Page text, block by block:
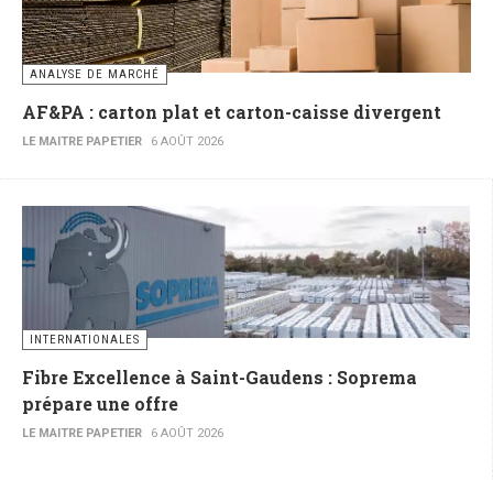
ANALYSE DE MARCHÉ
AF&PA : carton plat et carton-caisse divergent
LE MAITRE PAPETIER 6 AOÛT 2026
INTERNATIONALES
Fibre Excellence à Saint-Gaudens : Soprema
prépare une offre
LE MAITRE PAPETIER 6 AOÛT 2026